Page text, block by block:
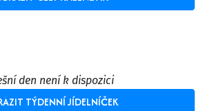
den není k dispozici
TÝDENNÍ JÍDELNÍČEK